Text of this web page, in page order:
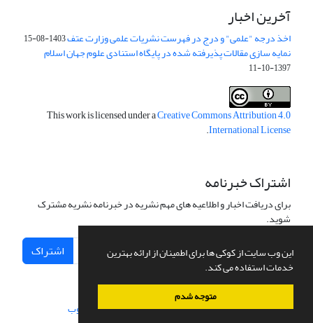
این وب سایت از کوکی ها برای اطمینان از ارائه بهترین
خدمات استفاده می کند.
متوجه شدم
آخرین اخبار
اخذ درجه "علمی" و درج در فهرست نشریات علمی وزارت عتف1403-08-15
نمایه سازی مقالات پذیرفته شده در پایگاه استنادی علوم جهان اسلام
1397-10-11
This work is licensed under aCreative Commons Attribution 4.0
International License
.
اشتراک خبرنامه
برای دریافت اخبار و اطلاعیه های مهم نشریه در خبرنامه نشریه مشترک
شوید.
اشتراک
سامانه مدیریت نشریات علمی.طراحی و پیاده سازی از سیناوب